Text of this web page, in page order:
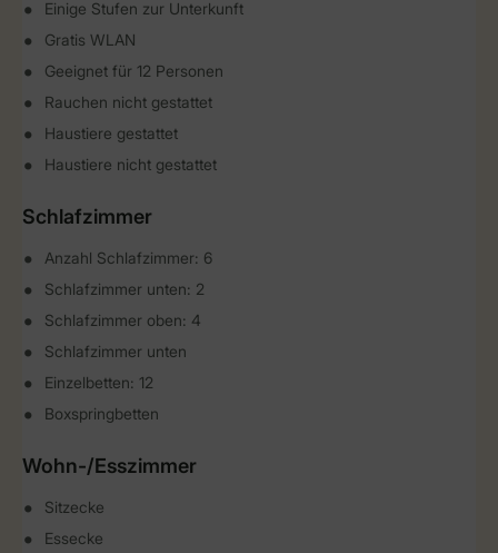
Einige Stufen zur Unterkunft
Gratis WLAN
Geeignet für 12 Personen
Rauchen nicht gestattet
Haustiere gestattet
Haustiere nicht gestattet
Schlafzimmer
Anzahl Schlafzimmer: 6
Schlafzimmer unten: 2
Schlafzimmer oben: 4
Schlafzimmer unten
Einzelbetten: 12
Boxspringbetten
Wohn-/Esszimmer
Sitzecke
Essecke